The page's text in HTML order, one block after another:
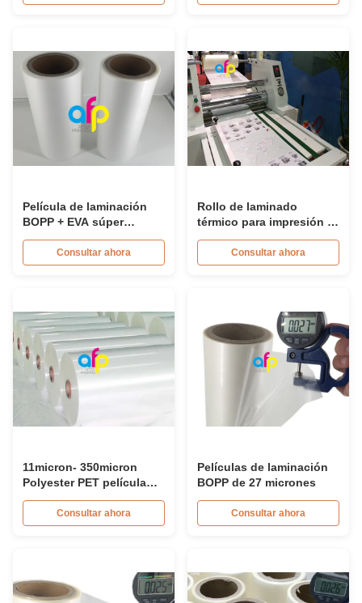
micrones de espesor
Película de laminación
BOPP + EVA súper
blanca, transparente y
brillante para laminación
de papel
Consultar ahora
Rollo de laminado
térmico para impresión /
empaque, película BOPP
brillante termosellable
suave
Consultar ahora
11micron- 350micron
Polyester PET película
laminadora térmica
brillante rollo de plástico
Consultar ahora
Películas de laminación
BOPP de 27 micrones
Consultar ahora